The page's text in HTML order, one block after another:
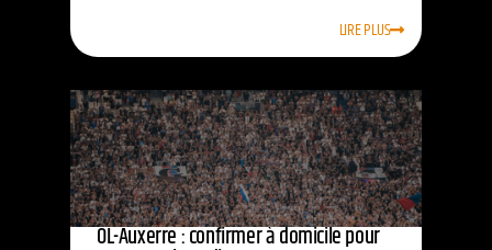
LIRE PLUS
OL-Auxerre : confirmer à domicile pour